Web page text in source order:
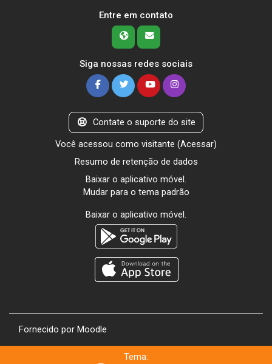
Entre em contato
Siga nossas redes sociais
Contate o suporte do site
Você acessou como visitante (Acessar)
Resumo de retenção de dados
Baixar o aplicativo móvel.
Mudar para o tema padrão
Baixar o aplicativo móvel.
Fornecido por Moodle
Tema: